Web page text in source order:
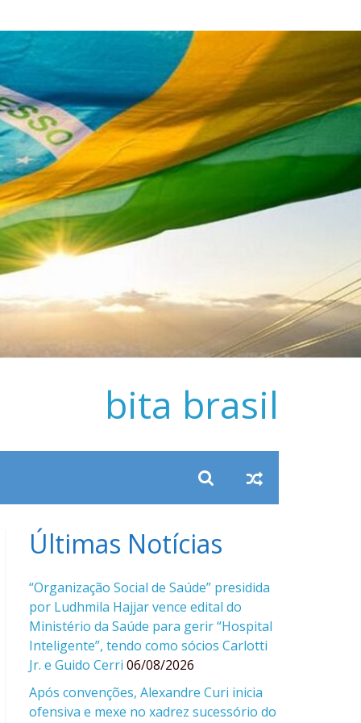
bita brasil
Últimas Notícias
“Organização Social de Saúde” presidida
por Ludhmila Hajjar vence edital do
Ministério da Saúde para gerir “Hospital
Inteligente”, tendo como sócios Carlotti
Jr. e Guido Cerri 06/08/2026
Após convenções, Alexandre Curi inicia
ofensiva e mexe no xadrez sucessório do